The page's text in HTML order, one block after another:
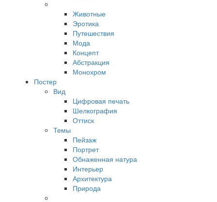
Животные
Эротика
Путешествия
Мода
Концепт
Абстракция
Монохром
Постер
Вид
Цифровая печать
Шелкография
Оттиск
Темы
Пейзаж
Портрет
Обнаженная натура
Интерьер
Архитектура
Природа